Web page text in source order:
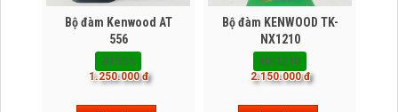
Bộ đàm Kenwood AT
556
AT556
1.250.000 đ
Bộ đàm KENWOOD TK-
NX1210
NX1210
2.150.000 đ